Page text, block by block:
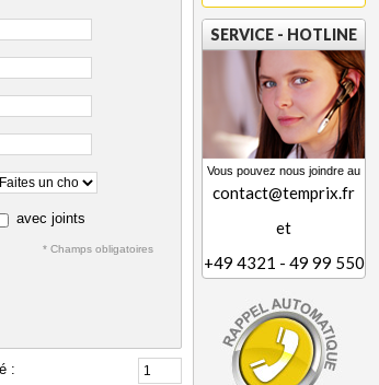
avec joints
* Champs obligatoires
:
SERVICE - HOTLINE
Vous pouvez nous joindre au
contact@temprix.fr
et
+49 4321 - 49 99 550